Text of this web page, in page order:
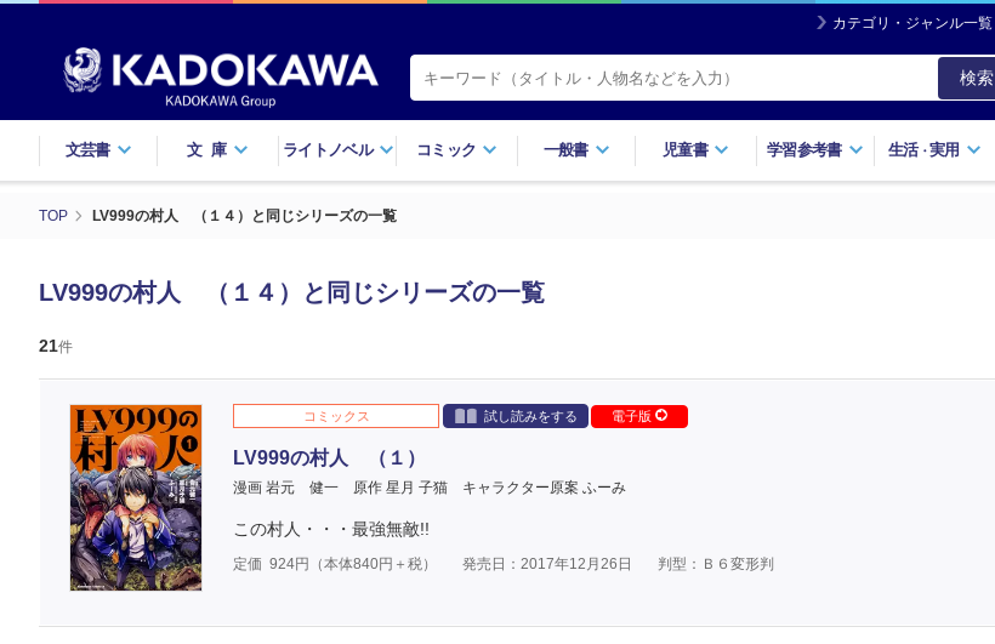
カテゴリ・ジャンル一覧
検索
文芸書 文庫 ライトノベル コミック 一般書 児童書 学習参考書 生活・実用
TOP LV999の村人 （１４）と同じシリーズの一覧
LV999の村人 （１４）と同じシリーズの一覧
21件
コミックス 試し読みをする 電子版
LV999の村人 （１）
漫画 岩元 健一 原作 星月 子猫 キャラクター原案 ふーみ
この村人・・・最強無敵!!
定価 924円（本体840円＋税） 発売日：2017年12月26日 判型：Ｂ６変形判